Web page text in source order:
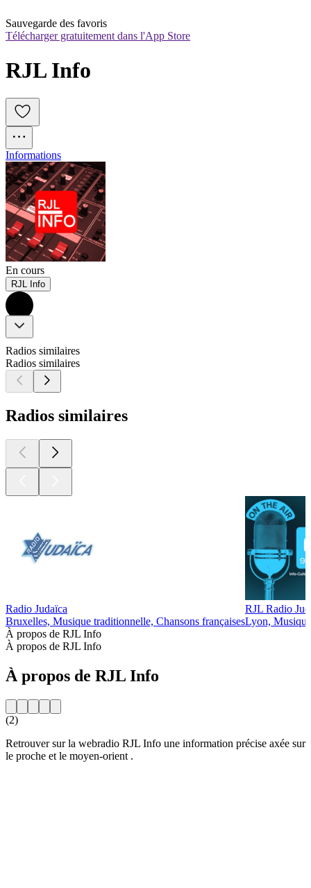
Sauvegarde des favoris
Télécharger gratuitement dans l'App Store
RJL Info
Informations
En cours
RJL Info
Radios similaires
Radios similaires
Radios similaires
Radio Judaïca
Bruxelles, Musique traditionnelle, Chansons françaises
RJL Radio
Lyon,
À propos de RJL Info
À propos de RJL Info
À propos de RJL Info
(2)
Retrouver sur la webradio RJL Info une information précise axée sur
le proche et le moyen-orient .